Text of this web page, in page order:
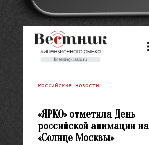
Российские новости
«ЯРКО» отметила День
российской анимации на
«Солнце Москвы»